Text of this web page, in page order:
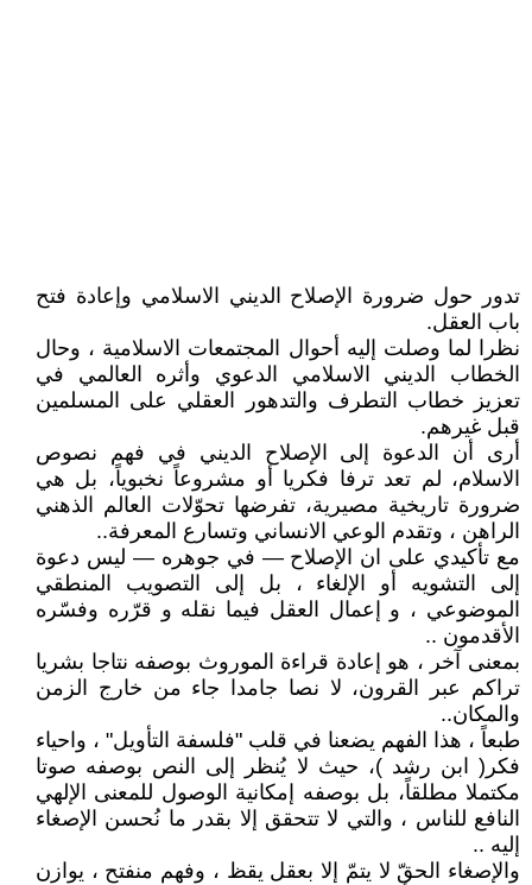
تدور حول ضرورة الإصلاح الديني الاسلامي وإعادة فتح
باب العقل.
نظرا لما وصلت إليه أحوال المجتمعات الاسلامية ، وحال
الخطاب الديني الاسلامي الدعوي وأثره العالمي في
تعزيز خطاب التطرف والتدهور العقلي على المسلمين
قبل غيرهم.
أرى أن الدعوة إلى الإصلاح الديني في فهم نصوص
الاسلام، لم تعد ترفا فكريا أو مشروعاً نخبوياً، بل هي
ضرورة تاريخية مصيرية، تفرضها تحوّلات العالم الذهني
الراهن ، وتقدم الوعي الانساني وتسارع المعرفة..
مع تأكيدي على ان الإصلاح — في جوهره — ليس دعوة
إلى التشويه أو الإلغاء ، بل إلى التصويب المنطقي
الموضوعي ، و إعمال العقل فيما نقله و قرّره وفسّره
الأقدمون ..
بمعنى آخر ، هو إعادة قراءة الموروث بوصفه نتاجا بشريا
تراكم عبر القرون، لا نصا جامدا جاء من خارج الزمن
والمكان..
طبعاً ، هذا الفهم يضعنا في قلب "فلسفة التأويل" ، واحياء
فكر( ابن رشد )، حيث لا يُنظر إلى النص بوصفه صوتا
مكتملا مطلقاً، بل بوصفه إمكانية الوصول للمعنى الإلهي
النافع للناس ، والتي لا تتحقق إلا بقدر ما نُحسن الإصغاء
إليه ..
والإصغاء الحقّ لا يتمّ إلا بعقل يقظ ، وفهم منفتح ، يوازن